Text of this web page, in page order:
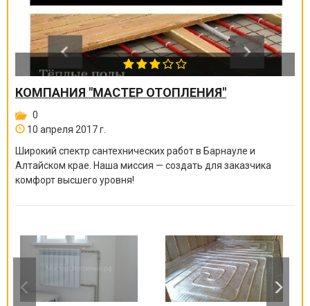
КОМПАНИЯ "МАСТЕР ОТОПЛЕНИЯ"
0
10 апреля 2017 г.
Широкий спектр сантехнических работ в Барнауле и
Алтайском крае. Наша миссия — создать для заказчика
комфорт высшего уровня!